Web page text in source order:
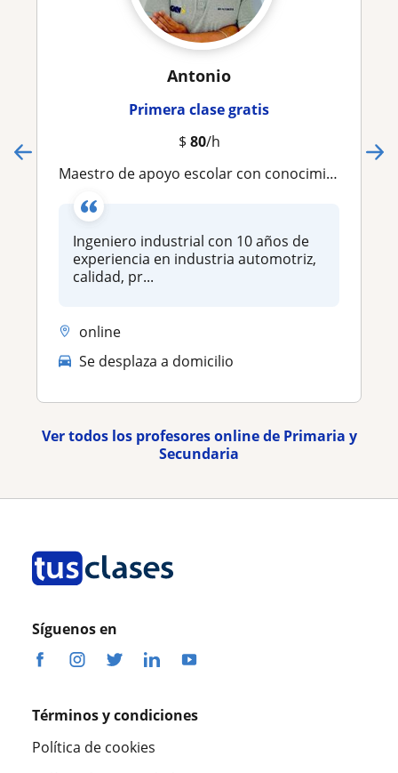
Antonio
Primera clase gratis
$ 80/h
Maestro de apoyo escolar con conocimiento empresarial e ingeniería
Ingeniero industrial con 10 años de
experiencia en industria automotriz,
calidad, pr...
online
Se desplaza a domicilio
Ver todos los profesores online de Primaria y
Secundaria
Síguenos en
Términos y condiciones
Política de cookies